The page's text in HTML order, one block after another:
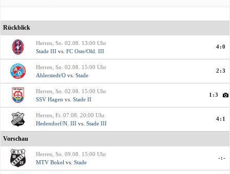
Rückblick
Herren, So. 02.08. 13:00 Uhr
Stade III vs. FC Oste/Old. III
4:0
Herren, So. 02.08. 15:00 Uhr
Ahlerstedt/O vs. Stade
2:3
Herren, So. 02.08. 15:00 Uhr
SSV Hagen vs. Stade II
1:3
Herren, Fr. 07.08. 20:00 Uhr
Hedendorf/N. III vs. Stade III
4:1
Vorschau
Herren, So. 09.08. 15:00 Uhr
MTV Bokel vs. Stade
-:-